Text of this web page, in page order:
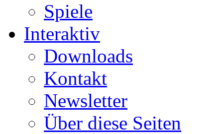
Spiele
Interaktiv
Downloads
Kontakt
Newsletter
Über diese Seiten